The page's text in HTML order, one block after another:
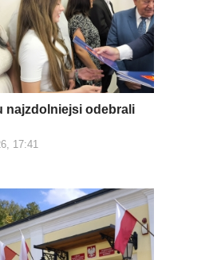
najzdolniejsi odebrali
17:41